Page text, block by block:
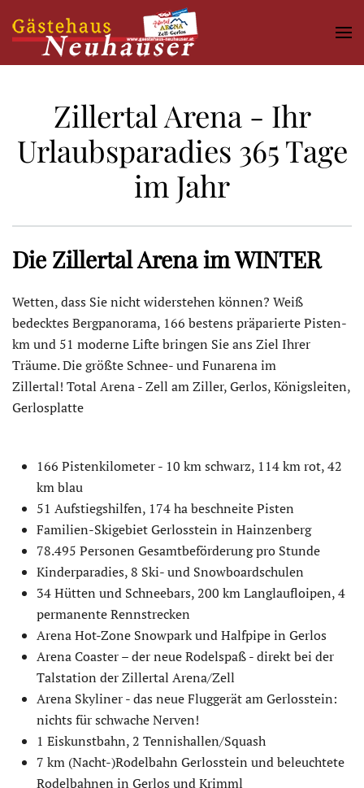
Skip
Zillertal Arena - Ihr
Urlaubsparadies 365 Tage
im Jahr
Die Zillertal Arena im WINTER
Wetten, dass Sie nicht widerstehen können? Weiß
bedecktes Bergpanorama, 166 bestens präparierte Pisten-
km und 51 moderne Lifte bringen Sie ans Ziel Ihrer
Träume. Die größte Schnee- und Funarena im
Zillertal! Total Arena - Zell am Ziller, Gerlos, Königsleiten,
Gerlosplatte
166 Pistenkilometer - 10 km schwarz, 114 km rot, 42
km blau
51 Aufstiegshilfen, 174 ha beschneite Pisten
Familien-Skigebiet Gerlosstein in Hainzenberg
78.495 Personen Gesamtbeförderung pro Stunde
Kinderparadies, 8 Ski- und Snowboardschulen
34 Hütten und Schneebars, 200 km Langlaufloipen, 4
permanente Rennstrecken
Arena Hot-Zone Snowpark und Halfpipe in Gerlos
Arena Coaster – der neue Rodelspaß - direkt bei der
Talstation der Zillertal Arena/Zell
Arena Skyliner - das neue Fluggerät am Gerlosstein:
nichts für schwache Nerven!
1 Eiskunstbahn, 2 Tennishallen/Squash
7 km (Nacht-)Rodelbahn Gerlosstein und beleuchtete
Rodelbahnen in Gerlos und Krimml